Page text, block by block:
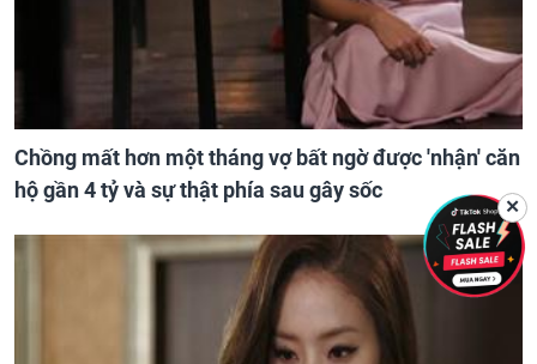
Chồng mất hơn một tháng vợ bất ngờ được 'nhận' căn
hộ gần 4 tỷ và sự thật phía sau gây sốc
✕